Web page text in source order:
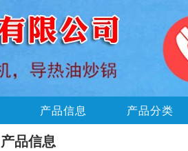
产品信息 产品分类
产品信息